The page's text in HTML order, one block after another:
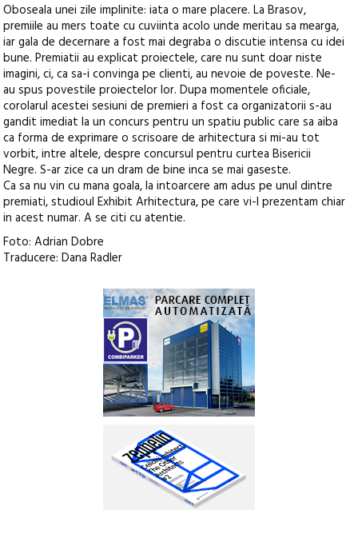
Oboseala unei zile implinite: iata o mare placere. La Brasov,
premiile au mers toate cu cuviinta acolo unde meritau sa mearga,
iar gala de decernare a fost mai degraba o discutie intensa cu idei
bune. Premiatii au explicat proiectele, care nu sunt doar niste
imagini, ci, ca sa-i convinga pe clienti, au nevoie de poveste. Ne-
au spus povestile proiectelor lor. Dupa momentele oficiale,
corolarul acestei sesiuni de premieri a fost ca organizatorii s-au
gandit imediat la un concurs pentru un spatiu public care sa aiba
ca forma de exprimare o scrisoare de arhitectura si mi-au tot
vorbit, intre altele, despre concursul pentru curtea Bisericii
Negre. S-ar zice ca un dram de bine inca se mai gaseste.
Ca sa nu vin cu mana goala, la intoarcere am adus pe unul dintre
premiati, studioul Exhibit Arhitectura, pe care vi-l prezentam chiar
in acest numar. A se citi cu atentie.
Foto: Adrian Dobre
Traducere: Dana Radler